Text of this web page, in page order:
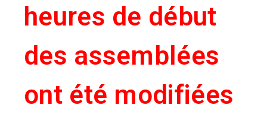
heures de début
des assemblées
ont été modifiées